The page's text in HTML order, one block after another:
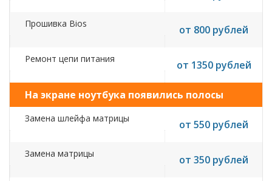
Прошивка Bios от 800 рублей
Ремонт цепи питания от 1350 рублей
На экране ноутбука появились полосы
Замена шлейфа матрицы от 550 рублей
Замена матрицы от 350 рублей